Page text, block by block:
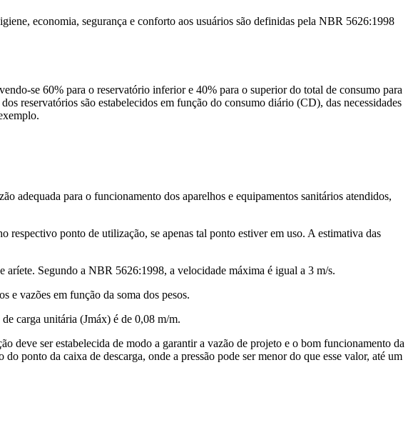
economia, segurança e conforto aos usuários são definidas pela NBR 5626:1998
se 60% para o reservatório inferior e 40% para o superior do total de consumo para
reservatórios são estabelecidos em função do consumo diário (CD), das necessidades
adequada para o funcionamento dos aparelhos e equipamentos sanitários atendidos,
respectivo ponto de utilização, se apenas tal ponto estiver em uso. A estimativa das
Segundo a NBR 5626:1998, a velocidade máxima é igual a 3 m/s.
e vazões em função da soma dos pesos.
carga unitária (Jmáx) é de 0,08 m/m.
deve ser estabelecida de modo a garantir a vazão de projeto e o bom funcionamento da
ponto da caixa de descarga, onde a pressão pode ser menor do que esse valor, até um